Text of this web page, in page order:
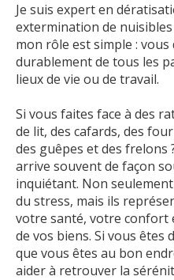
Je suis expert en
extermination de
mon rôle est simple :
durablement de tous les
lieux de vie ou de travail.
Si vous faites face à des
de lit, des cafards, des
des guêpes et des frelons
arrive souvent de façon
inquiétant. Non
du stress, mais ils
votre santé, votre confort
de vos biens. Si vous êtes
que vous êtes au bon
aider à retrouver la